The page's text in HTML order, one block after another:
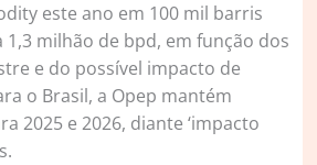
este ano em 100 mil barris
milhão de bpd, em função dos
e do possível impacto de
o Brasil, a Opep mantém
2025 e 2026, diante ‘impacto